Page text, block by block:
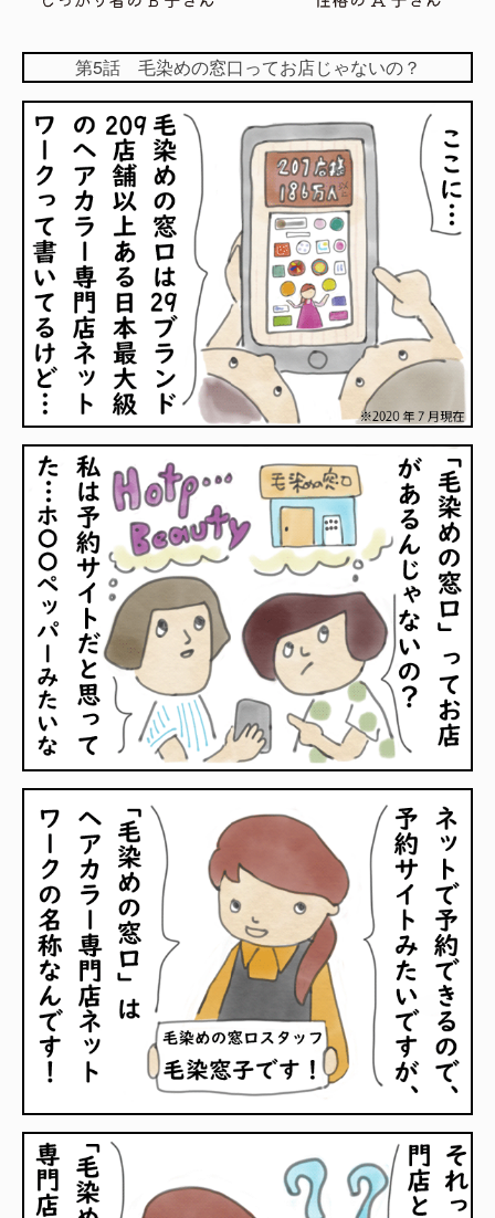
第5話 毛染めの窓口ってお店じゃないの？